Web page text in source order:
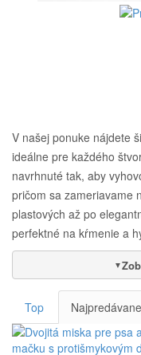
V našej ponuke nájdete
ideálne pre každého
navrhnuté tak, aby
pričom sa zameriavame
plastových až po
perfektné na kŕmenie a
▼
Top